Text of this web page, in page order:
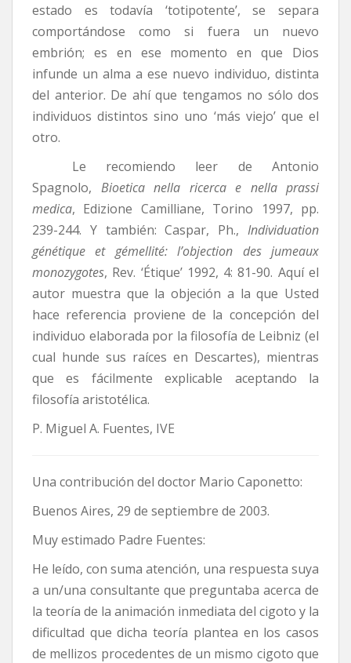
estado es todavía ‘totipotente’, se separa
comportándose como si fuera un nuevo
embrión; es en ese momento en que Dios
infunde un alma a ese nuevo individuo, distinta
del anterior. De ahí que tengamos no sólo dos
individuos distintos sino uno ‘más viejo’ que el
otro.
Le recomiendo leer de Antonio
Spagnolo, Bioetica nella ricerca e nella prassi
medica, Edizione Camilliane, Torino 1997, pp.
239-244. Y también: Caspar, Ph., Individuation
génétique et gémellité: l’objection des jumeaux
monozygotes, Rev. ‘Étique’ 1992, 4: 81-90. Aquí el
autor muestra que la objeción a la que Usted
hace referencia proviene de la concepción del
individuo elaborada por la filosofía de Leibniz (el
cual hunde sus raíces en Descartes), mientras
que es fácilmente explicable aceptando la
filosofía aristotélica.
P. Miguel A. Fuentes, IVE
Una contribución del doctor Mario Caponetto:
Buenos Aires, 29 de septiembre de 2003.
Muy estimado Padre Fuentes:
He leído, con suma atención, una respuesta suya
a un/una consultante que preguntaba acerca de
la teoría de la animación inmediata del cigoto y la
dificultad que dicha teoría plantea en los casos
de mellizos procedentes de un mismo cigoto que